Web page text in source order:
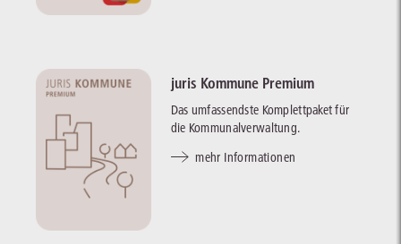
juris Kommune Premium
Das umfassendste Komplettpaket für
die Kommunalverwaltung.
mehr Informationen